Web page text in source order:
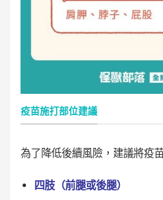
疫苗施打部位建議
為了降低後續風險，建議將疫
四肢（前腿或後腿）